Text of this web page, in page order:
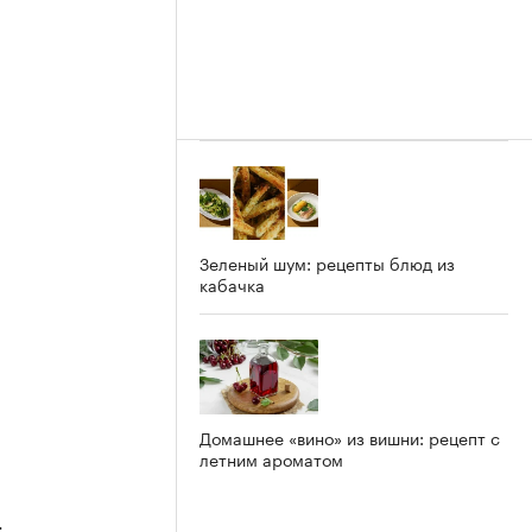
Зеленый шум: рецепты блюд из
кабачка
Домашнее «вино» из вишни: рецепт с
летним ароматом